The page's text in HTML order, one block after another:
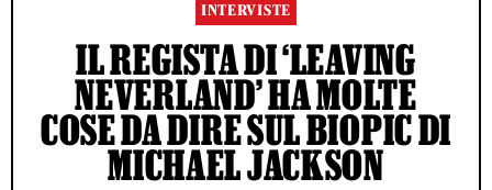
INTERVISTE
IL REGISTA DI ‘LEAVING
NEVERLAND’ HA MOLTE
COSE DA DIRE SUL BIOPIC DI
MICHAEL JACKSON